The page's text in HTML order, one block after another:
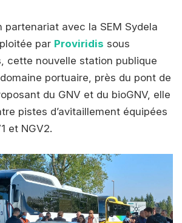
partenariat avec la SEM Sydela
par Proviridis sous
cette nouvelle station publique
portuaire, près du pont de
du GNV et du bioGNV, elle
pistes d’avitaillement équipées
et NGV2.